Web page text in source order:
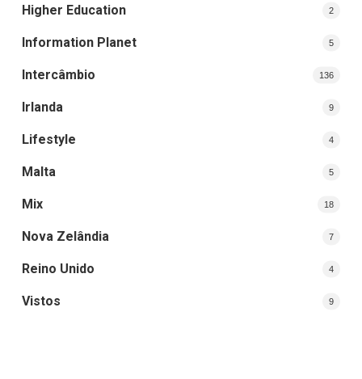
Higher Education 2
Information Planet 5
Intercâmbio 136
Irlanda 9
Lifestyle 4
Malta 5
Mix 18
Nova Zelândia 7
Reino Unido 4
Vistos 9